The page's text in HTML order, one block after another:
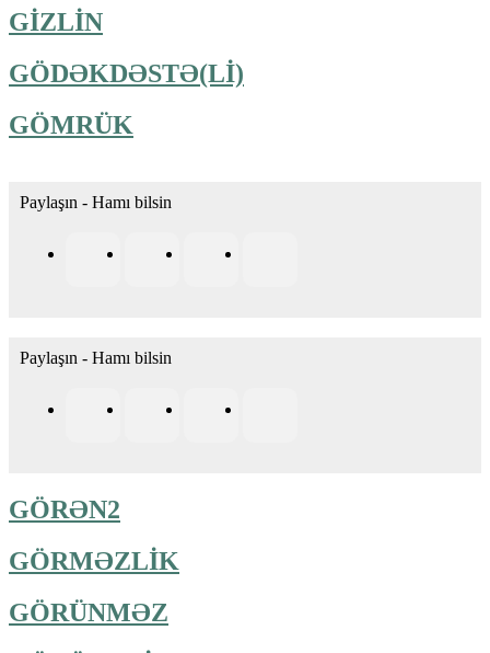
GİZLİN
GÖDƏKDƏSTƏ(Lİ)
GÖMRÜK
Paylaşın - Hamı bilsin
Paylaşın - Hamı bilsin
GÖRƏN2
GÖRMƏZLİK
GÖRÜNMƏZ